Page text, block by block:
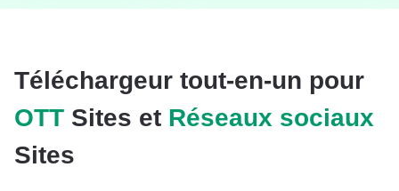
Téléchargeur tout-en-un pour
OTT Sites et Réseaux sociaux
Sites